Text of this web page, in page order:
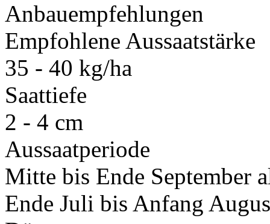
Anbauempfehlungen
Empfohlene Aussaatstärke
35 - 40 kg/ha
Saattiefe
2 - 4 cm
Aussaatperiode
Mitte bis Ende September
Ende Juli bis Anfang